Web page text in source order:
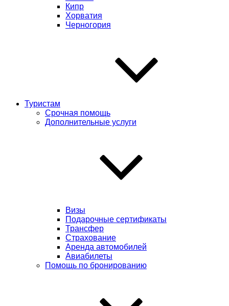
Кипр
Хорватия
Черногория
Туристам
Срочная помощь
Дополнительные услуги
Визы
Подарочные сертификаты
Трансфер
Страхование
Аренда автомобилей
Авиабилеты
Помощь по бронированию